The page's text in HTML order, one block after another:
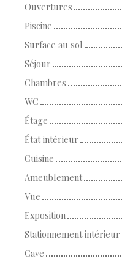
Ouvertures
Piscine
Surface au sol
Séjour
Chambres
WC
Étage
État intérieur
Cuisine
Ameublement
Vue
Exposition
Stationnement intérieur
Cave